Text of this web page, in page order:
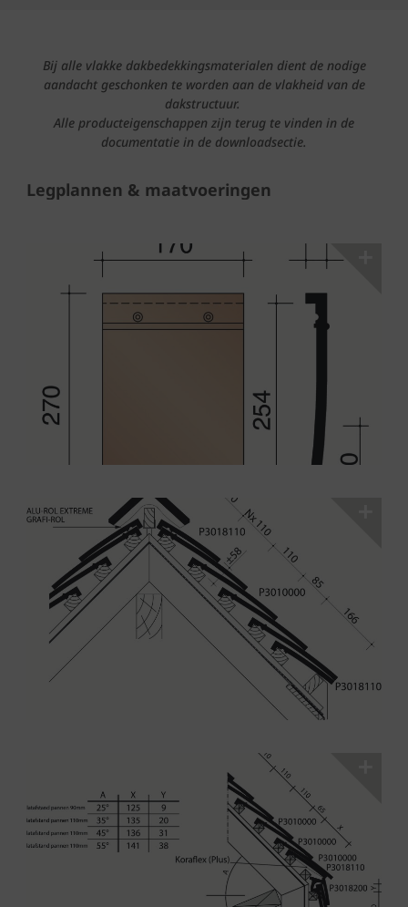
Bij alle vlakke dakbedekkingsmaterialen dient de nodige
aandacht geschonken te worden aan de vlakheid van de
dakstructuur.
Alle producteigenschappen zijn terug te vinden in de
documentatie in de downloadsectie.
Legplannen & maatvoeringen